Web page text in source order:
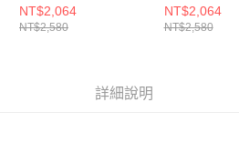
花 Logo 淡綠
NT$2,064
NT$2,580
花短TEE 淡綠
NT$2,064
NT$2,580
詳細說明